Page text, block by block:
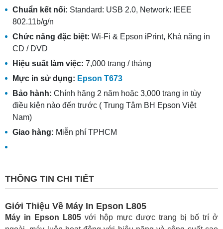
Chuẩn kết nối: Standard: USB 2.0, Network: IEEE
802.11b/g/n
Chức năng đặc biệt: Wi-Fi & Epson iPrint, Khả năng in
CD / DVD
Hiệu suất làm việc: 7,000 trang / tháng
Mực in sử dụng: Epson T673
Bảo hành: Chính hãng 2 năm hoặc 3,000 trang in tùy
điều kiện nào đến trước ( Trung Tâm BH Epson Việt
Nam)
Giao hàng: Miễn phí TPHCM
THÔNG TIN CHI TIẾT
Giới Thiệu Về Máy In Epson L805
Máy in Epson L805 với hộp mực được trang bị bố trí ở